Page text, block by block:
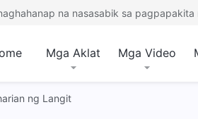
na nasasabik sa pagpapakita
Mga Aklat Mga Video
ng Langit